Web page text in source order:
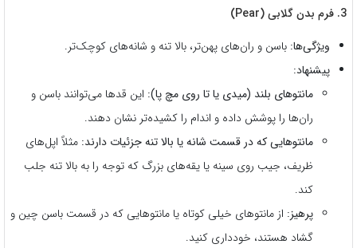
3. فرم بدن گلابی (Pear)
ویژگی‌ها: باسن و ران‌های پهن‌تر، بالا تنه و شانه‌های کوچک‌تر.
پیشنهاد:
مانتوهای بلند (میدی یا تا روی مچ پا): این قدها می‌توانند باسن و
ران‌ها را پوشش داده و اندام را کشیده‌تر نشان دهند.
مانتوهایی که در قسمت شانه یا بالا تنه جزئیات دارند: مثلاً اپل‌های
ظریف، جیب روی سینه یا یقه‌های بزرگ که توجه را به بالا تنه جلب
کند.
پرهیز: از مانتوهای خیلی کوتاه یا مانتوهایی که در قسمت باسن چین و
گشاد هستند، خودداری کنید.